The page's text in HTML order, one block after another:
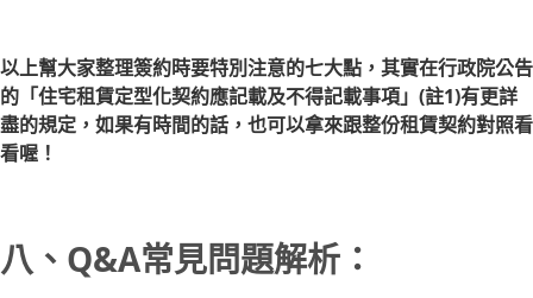
以上幫大家整理簽約時要特別注意的七大點，其實在行政院公告
的「住宅租賃定型化契約應記載及不得記載事項」(註1)有更詳
盡的規定，如果有時間的話，也可以拿來跟整份租賃契約對照看
看喔！
八、Q&A常見問題解析：